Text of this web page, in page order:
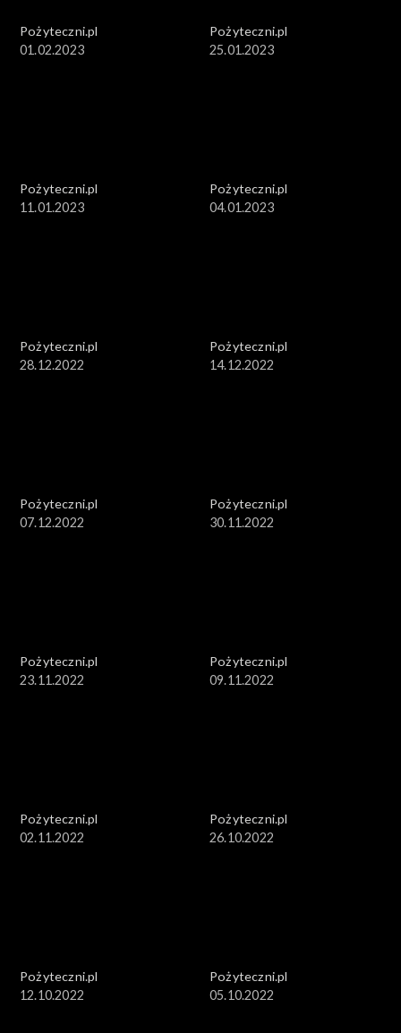
Pożyteczni.pl
01.02.2023
Pożyteczni.pl
25.01.2023
Pożyteczni.pl
11.01.2023
Pożyteczni.pl
04.01.2023
Pożyteczni.pl
28.12.2022
Pożyteczni.pl
14.12.2022
Pożyteczni.pl
07.12.2022
Pożyteczni.pl
30.11.2022
Pożyteczni.pl
23.11.2022
Pożyteczni.pl
09.11.2022
Pożyteczni.pl
02.11.2022
Pożyteczni.pl
26.10.2022
Pożyteczni.pl
12.10.2022
Pożyteczni.pl
05.10.2022